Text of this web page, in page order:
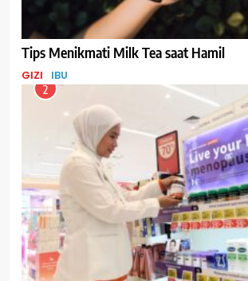
Tips Menikmati Milk Tea saat Hamil
GIZI IBU
2